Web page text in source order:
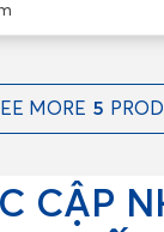
MORE 5
CẬP